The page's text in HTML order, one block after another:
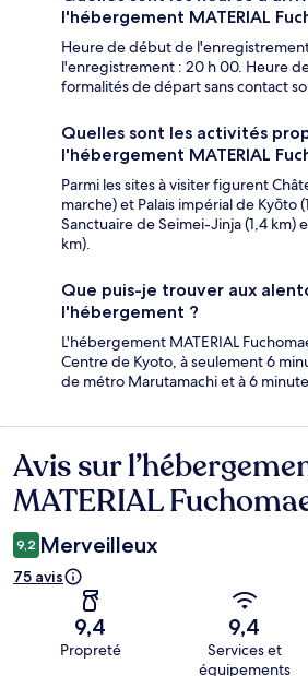
l'hébergement MATERIAL
Heure de début de
l'enregistrement : 20 h 00. Heure
formalités de départ sans contact
Quelles sont les activités
l'hébergement MATERIAL
Parmi les sites à visiter figurent
marche) et Palais impérial de Kyōto
Sanctuaire de Seimei-Jinja (1,4 km)
km).
Que puis-je trouver aux
l'hébergement ?
L'hébergement MATERIAL
Centre de Kyoto, à seulement 6
de métro Marutamachi et à 6
Avis
Avis sur
MATERIAL
9,2 Merveilleux
75 avis
9,4
Propreté
9,4
Services et
équipements